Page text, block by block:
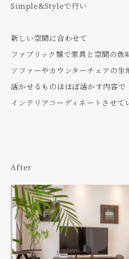
Simple&Styleで行い
新しい空間に合わせて
ファブリック類で家具と空間の色
ソファーやカウンターチェアの生
活かせるものはほぼ活かす内容で
インテリアコーディネートさせて
After